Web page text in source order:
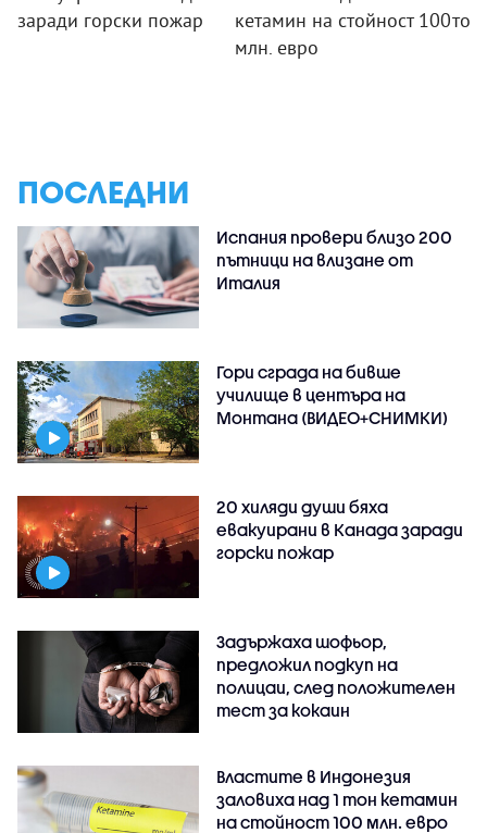
заради горски пожар
кетамин на стойност 100
млн. евро
ПОСЛЕДНИ
Испания провери близо 200
пътници на влизане от
Италия
Гори сграда на бивше
училище в центъра на
Монтана (ВИДЕО+СНИМКИ)
20 хиляди души бяха
евакуирани в Канада заради
горски пожар
Задържаха шофьор,
предложил подкуп на
полицаи, след положителен
тест за кокаин
Властите в Индонезия
заловиха над 1 тон кетамин
на стойност 100 млн. евро